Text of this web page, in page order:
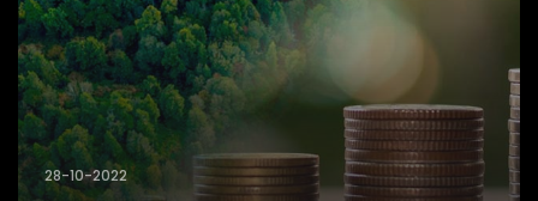
28-10-2022